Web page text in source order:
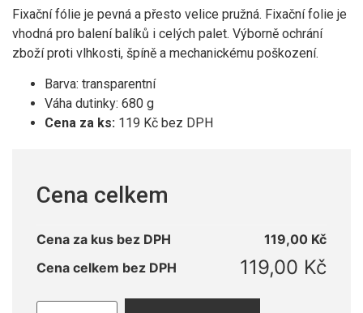
Fixační fólie je pevná a přesto velice pružná. Fixační folie je
vhodná pro balení balíků i celých palet. Výborně ochrání
zboží proti vlhkosti, špíně a mechanickému poškození.
Barva: transparentní
Váha dutinky: 680 g
Cena za ks: 119 Kč bez DPH
Cena celkem
Cena za kus bez DPH 119,00 Kč
Cena celkem bez DPH
119,00 Kč